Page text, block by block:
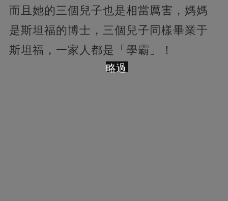
而且她的三個兒子也是相當厲害，媽媽
是斯坦福的博士，三個兒子同樣畢業于
斯坦福，一家人都是「學霸」！
略過